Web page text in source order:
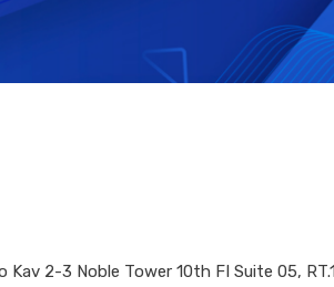
Kav 2-3 Noble Tower 10th FI Suite 05,